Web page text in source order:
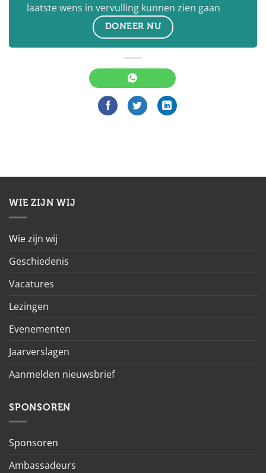
laatste wens in vervulling kunnen zien gaan
DONEER NU
WIE ZIJN WIJ
Wie zijn wij
Geschiedenis
Vacatures
Lezingen
Evenementen
Jaarverslagen
Aanmelden nieuwsbrief
SPONSOREN
Sponsoren
Ambassadeurs